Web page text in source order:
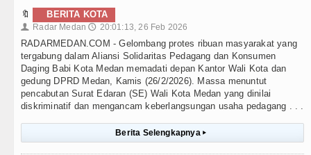
🔖 BERITA KOTA
👤 Radar Medan 🕔 20:01:13, 26 Feb 2026
RADARMEDAN.COM - Gelombang protes ribuan masyarakat yang
tergabung dalam Aliansi Solidaritas Pedagang dan Konsumen
Daging Babi Kota Medan memadati depan Kantor Wali Kota dan
gedung DPRD Medan, Kamis (26/2/2026). Massa menuntut
pencabutan Surat Edaran (SE) Wali Kota Medan yang dinilai
diskriminatif dan mengancam keberlangsungan usaha pedagang . . .
Berita Selengkapnya ▸